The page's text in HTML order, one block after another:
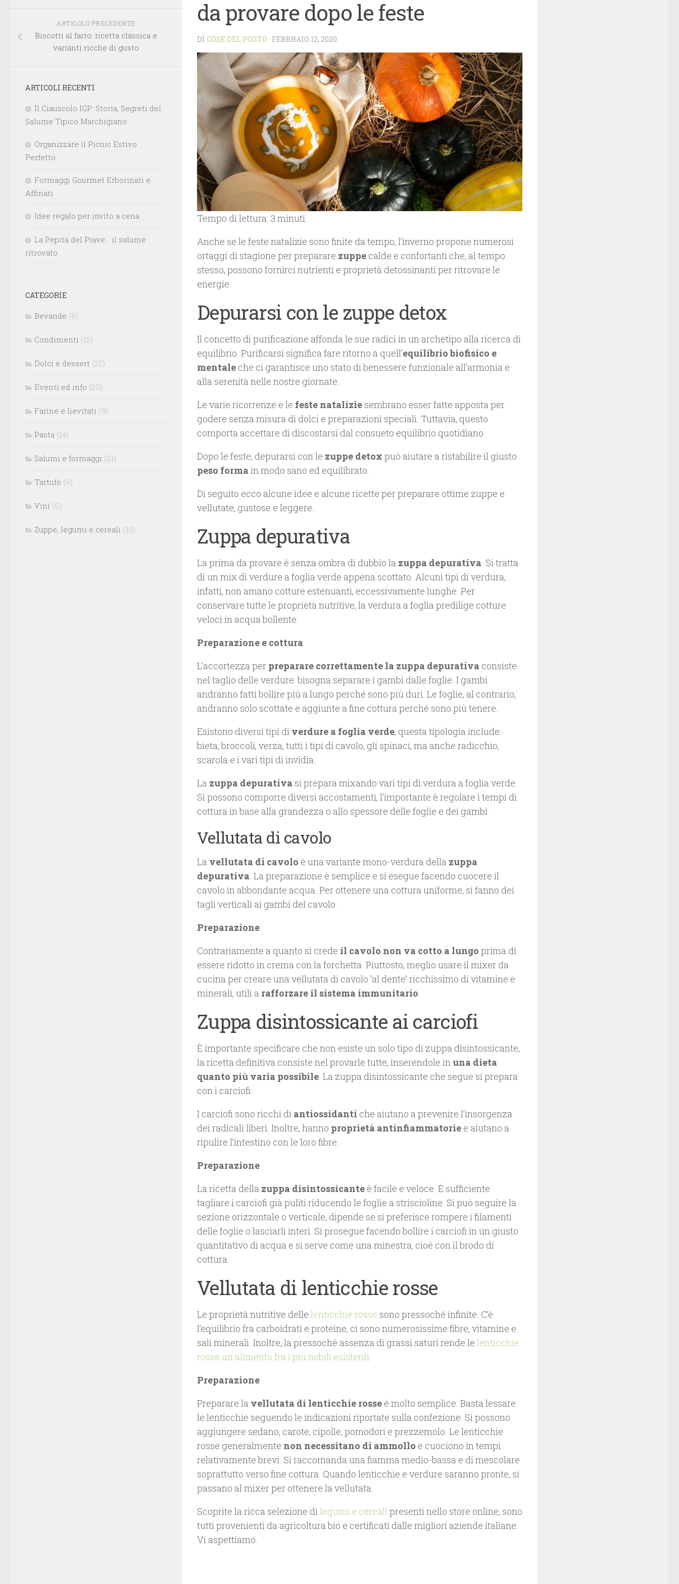
da provare dopo le feste
DI COSE DEL POSTO · FEBBRAIO 12, 2020
Tempo di lettura: 3 minuti.
Anche se le feste natalizie sono finite da tempo, l’inverno propone numerosi
ortaggi di stagione per preparare zuppe calde e confortanti che, al tempo
stesso, possono fornirci nutrienti e proprietà detossinanti per ritrovare le
energie.
Depurarsi con le zuppe detox
Il concetto di purificazione affonda le sue radici in un archetipo alla ricerca di
equilibrio. Purificarsi significa fare ritorno a quell’equilibrio biofisico e
mentale che ci garantisce uno stato di benessere funzionale all’armonia e
alla serenità nelle nostre giornate.
Le varie ricorrenze e le feste natalizie sembrano esser fatte apposta per
godere senza misura di dolci e preparazioni speciali. Tuttavia, questo
comporta accettare di discostarsi dal consueto equilibrio quotidiano.
Dopo le feste, depurarsi con le zuppe detox può aiutare a ristabilire il giusto
peso forma in modo sano ed equilibrato.
Di seguito ecco alcune idee e alcune ricette per preparare ottime zuppe e
vellutate, gustose e leggere.
Zuppa depurativa
La prima da provare è senza ombra di dubbio la zuppa depurativa. Si tratta
di un mix di verdure a foglia verde appena scottato. Alcuni tipi di verdura,
infatti, non amano cotture estenuanti, eccessivamente lunghe. Per
conservare tutte le proprietà nutritive, la verdura a foglia predilige cotture
veloci in acqua bollente.
Preparazione e cottura
L’accortezza per preparare correttamente la zuppa depurativa consiste
nel taglio delle verdure: bisogna separare i gambi dalle foglie. I gambi
andranno fatti bollire più a lungo perché sono più duri. Le foglie, al contrario,
andranno solo scottate e aggiunte a fine cottura perché sono più tenere.
Esistono diversi tipi di verdure a foglia verde, questa tipologia include:
bieta, broccoli, verza, tutti i tipi di cavolo, gli spinaci, ma anche radicchio,
scarola e i vari tipi di invidia.
La zuppa depurativa si prepara mixando vari tipi di verdura a foglia verde.
Si possono comporre diversi accostamenti, l’importante è regolare i tempi di
cottura in base alla grandezza o allo spessore delle foglie e dei gambi.
Vellutata di cavolo
La vellutata di cavolo è una variante mono-verdura della zuppa
depurativa. La preparazione è semplice e si esegue facendo cuocere il
cavolo in abbondante acqua. Per ottenere una cottura uniforme, si fanno dei
tagli verticali ai gambi del cavolo.
Preparazione
Contrariamente a quanto si crede il cavolo non va cotto a lungo prima di
essere ridotto in crema con la forchetta. Piuttosto, meglio usare il mixer da
cucina per creare una vellutata di cavolo ‘al dente’ ricchissimo di vitamine e
minerali, utili a rafforzare il sistema immunitario.
Zuppa disintossicante ai carciofi
È importante specificare che non esiste un solo tipo di zuppa disintossicante,
la ricetta definitiva consiste nel provarle tutte, inserendole in una dieta
quanto più varia possibile. La zuppa disintossicante che segue si prepara
con i carciofi.
I carciofi sono ricchi di antiossidanti che aiutano a prevenire l’insorgenza
dei radicali liberi. Inoltre, hanno proprietà antinfiammatorie e aiutano a
ripulire l’intestino con le loro fibre.
Preparazione
La ricetta della zuppa disintossicante è facile e veloce. È sufficiente
tagliare i carciofi già puliti riducendo le foglie a striscioline. Si può seguire la
sezione orizzontale o verticale, dipende se si preferisce rompere i filamenti
delle foglie o lasciarli interi. Si prosegue facendo bollire i carciofi in un giusto
quantitativo di acqua e si serve come una minestra, cioè con il brodo di
cottura.
Vellutata di lenticchie rosse
Le proprietà nutritive delle lenticchie rosse sono pressoché infinite. C’è
l’equilibrio fra carboidrati e proteine, ci sono numerosissime fibre, vitamine e
sali minerali. Inoltre, la pressoché assenza di grassi saturi rende le lenticchie
rosse un alimento fra i più nobili esistenti.
Preparazione
Preparare la vellutata di lenticchie rosse è molto semplice. Basta lessare
le lenticchie seguendo le indicazioni riportate sulla confezione. Si possono
aggiungere sedano, carote, cipolle, pomodori e prezzemolo. Le lenticchie
rosse generalmente non necessitano di ammollo e cuociono in tempi
relativamente brevi. Si raccomanda una fiamma medio-bassa e di mescolare
soprattutto verso fine cottura. Quando lenticchie e verdure saranno pronte, si
passano al mixer per ottenere la vellutata.
Scoprite la ricca selezione dilegumi e cerealipresenti nello store online, sono
tutti provenienti da agricoltura bio e certificati dalle migliori aziende italiane.
Vi aspettiamo.
ARTICOLO PRECEDENTE
Biscotti al farro: ricetta classica e
varianti ricche di gusto
ARTICOLI RECENTI
Il Ciauscolo IGP: Storia, Segreti del
Salume Tipico Marchigiano
Organizzare il Picnic Estivo
Perfetto
Formaggi Gourmet Erborinati e
Affinati
Idee regalo per invito a cena
La Pepita del Piave… il salume
ritrovato
CATEGORIE
Bevande (6)
Condimenti (15)
Dolci e dessert (22)
Eventi ed info (20)
Farine e lievitati (9)
Pasta (14)
Salumi e formaggi (21)
Tartufo (6)
Vini (6)
Zuppe, legumi e cereali (19)